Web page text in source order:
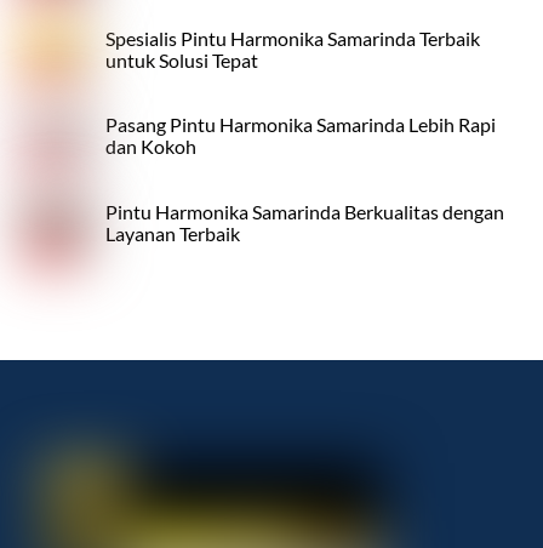
Spesialis Pintu Harmonika Samarinda Terbaik
untuk Solusi Tepat
Pasang Pintu Harmonika Samarinda Lebih Rapi
dan Kokoh
Pintu Harmonika Samarinda Berkualitas dengan
Layanan Terbaik